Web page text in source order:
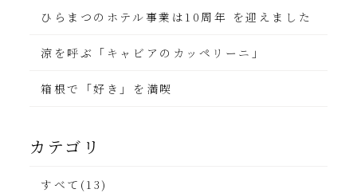
ひらまつのホテル事業は10周年 を迎えました
涼を呼ぶ「キャビアのカッペリーニ」
箱根で「好き」を満喫
カテゴリ
すべて(13)